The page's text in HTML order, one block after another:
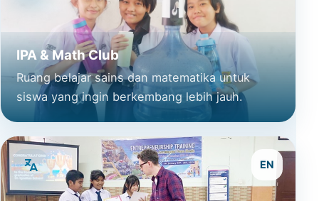
IPA & Math Club
Ruang belajar sains dan matematika untuk
siswa yang ingin berkembang lebih jauh.
EN